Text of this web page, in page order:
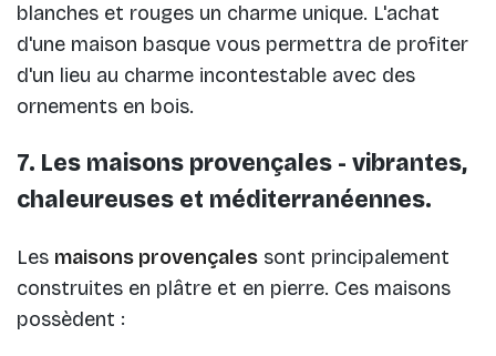
blanches et rouges un charme unique. L'achat
d'une maison basque vous permettra de profiter
d'un lieu au charme incontestable avec des
ornements en bois.
7. Les maisons provençales - vibrantes,
chaleureuses et méditerranéennes.
Les maisons provençales sont principalement
construites en plâtre et en pierre. Ces maisons
possèdent :